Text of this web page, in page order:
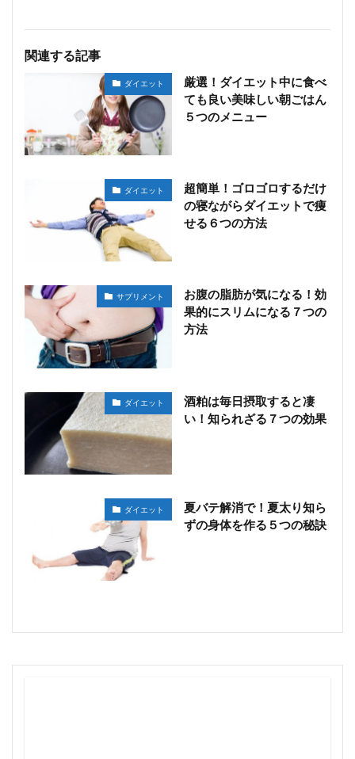
関連する記事
ダイエット
厳選！ダイエット中に食べ
ても良い美味しい朝ごはん
５つのメニュー
ダイエット
超簡単！ゴロゴロするだけ
の寝ながらダイエットで痩
せる６つの方法
サプリメント
お腹の脂肪が気になる！効
果的にスリムになる７つの
方法
ダイエット
酒粕は毎日摂取すると凄
い！知られざる７つの効果
ダイエット
夏バテ解消で！夏太り知ら
ずの身体を作る５つの秘訣